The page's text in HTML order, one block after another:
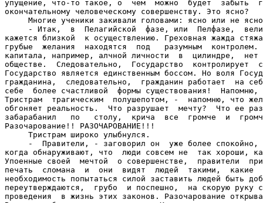
упущение, что-то такое, о  чем  можно  будет  забыть
окончательному человеческому совершенству. Это ясно?
Многие ученики закивали головами: ясно или не
- Итак,  в  Пелагийской  фазе, или  Пелфазе,
кажется близкой  к осуществлению. Греховная жажда
грубые  желания  находятся  под   разумным  контролем.
капитала, например, алчной личности  в  цилиндре,  нет
обществе.  Следовательно,  Государство  контролирует
Государство является единственным боссом. Но воля
гражданина,  следовательно,  гражданин работает  на
себе  более счастливой  формы существования!
Тристрам  трагическим  полушепотом, -  напомню, что
обгоняет реальность.  Что разрушает  мечту?  Что ее
забарабанил   по   столу,  крича  все  громче  и
Разочарование!! РАЗОЧАРОВАНИЕ!!!
     Тристрам широко улыбнулся.
-  Правители, - заговорил он  уже более спокойно,
когда обнаруживают, что  люди совсем не  так хороши,
Упоенные своей  мечтой  о совершенстве,  правители
печать  сломана  и  они  видят  людей  такими,  какие
необходимость попытаться силой заставить людей быть
переутверждаются,  грубо  и поспешно,  на скорую руку
проведения  в жизнь этих законов. Разочарование